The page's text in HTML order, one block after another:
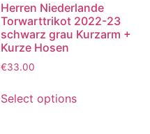
Herren Niederlande
Torwarttrikot 2022-23
schwarz grau Kurzarm +
Kurze Hosen
€33.00
Select options